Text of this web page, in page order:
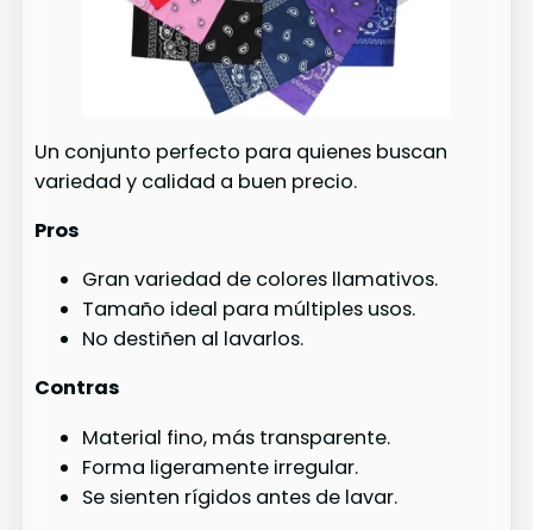
Un conjunto perfecto para quienes buscan
variedad y calidad a buen precio.
Pros
Gran variedad de colores llamativos.
Tamaño ideal para múltiples usos.
No destiñen al lavarlos.
Contras
Material fino, más transparente.
Forma ligeramente irregular.
Se sienten rígidos antes de lavar.